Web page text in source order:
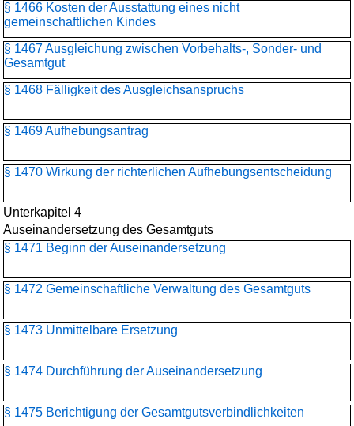
§ 1466 Kosten der Ausstattung eines nicht
gemeinschaftlichen Kindes
§ 1467 Ausgleichung zwischen Vorbehalts-, Sonder- und
Gesamtgut
§ 1468 Fälligkeit des Ausgleichsanspruchs
§ 1469 Aufhebungsantrag
§ 1470 Wirkung der richterlichen Aufhebungsentscheidung
Unterkapitel 4
Auseinandersetzung des Gesamtguts
§ 1471 Beginn der Auseinandersetzung
§ 1472 Gemeinschaftliche Verwaltung des Gesamtguts
§ 1473 Unmittelbare Ersetzung
§ 1474 Durchführung der Auseinandersetzung
§ 1475 Berichtigung der Gesamtgutsverbindlichkeiten